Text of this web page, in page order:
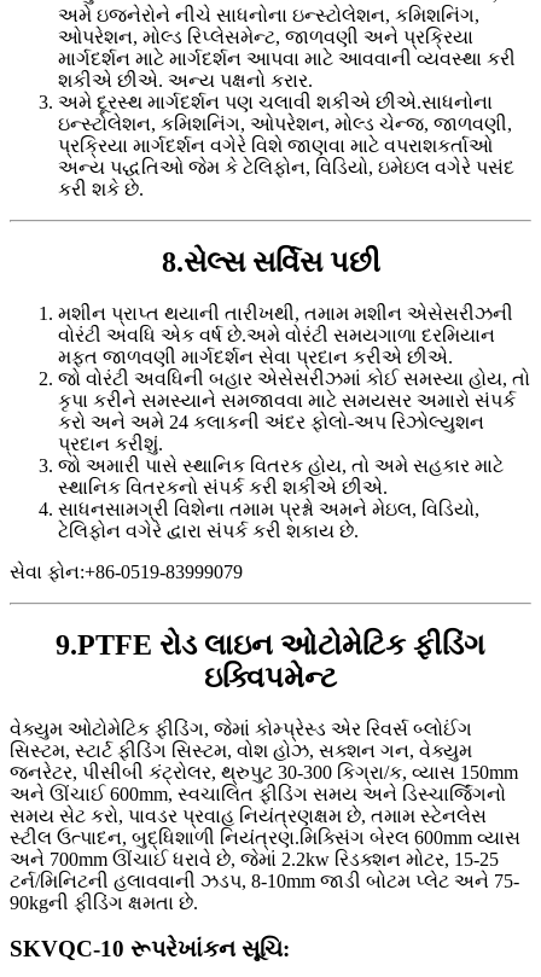
અમે ઇજનેરોને નીચે સાધનોના ઇન્સ્ટોલેશન, કમિશનિંગ,
ઓપરેશન, મોલ્ડ રિપ્લેસમેન્ટ, જાળવણી અને પ્રક્રિયા
માર્ગદર્શન માટે માર્ગદર્શન આપવા માટે આવવાની વ્યવસ્થા કરી
શકીએ છીએ. અન્ય પક્ષનો કરાર.
અમે દૂરસ્થ માર્ગદર્શન પણ ચલાવી શકીએ છીએ.સાધનોના
ઇન્સ્ટોલેશન, કમિશનિંગ, ઓપરેશન, મોલ્ડ ચેન્જ, જાળવણી,
પ્રક્રિયા માર્ગદર્શન વગેરે વિશે જાણવા માટે વપરાશકર્તાઓ
અન્ય પદ્ધતિઓ જેમ કે ટેલિફોન, વિડિયો, ઇમેઇલ વગેરે પસંદ
કરી શકે છે.
8.સેલ્સ સર્વિસ પછી
મશીન પ્રાપ્ત થયાની તારીખથી, તમામ મશીન એસેસરીઝની
વોરંટી અવધિ એક વર્ષ છે.અમે વોરંટી સમયગાળા દરમિયાન
મફત જાળવણી માર્ગદર્શન સેવા પ્રદાન કરીએ છીએ.
જો વોરંટી અવધિની બહાર એસેસરીઝમાં કોઈ સમસ્યા હોય, તો
કૃપા કરીને સમસ્યાને સમજાવવા માટે સમયસર અમારો સંપર્ક
કરો અને અમે 24 કલાકની અંદર ફોલો-અપ રિઝોલ્યુશન
પ્રદાન કરીશું.
જો અમારી પાસે સ્થાનિક વિતરક હોય, તો અમે સહકાર માટે
સ્થાનિક વિતરકનો સંપર્ક કરી શકીએ છીએ.
સાધનસામગ્રી વિશેના તમામ પ્રશ્નો અમને મેઇલ, વિડિયો,
ટેલિફોન વગેરે દ્વારા સંપર્ક કરી શકાય છે.
સેવા ફોન:+86-0519-83999079
9.PTFE રોડ લાઇન ઓટોમેટિક ફીડિંગ
ઇક્વિપમેન્ટ
વેક્યુમ ઓટોમેટિક ફીડિંગ, જેમાં કોમ્પ્રેસ્ડ એર રિવર્સ બ્લોઈંગ
સિસ્ટમ, સ્ટાર્ટ ફીડિંગ સિસ્ટમ, વોશ હોઝ, સક્શન ગન, વેક્યુમ
જનરેટર, પીસીબી કંટ્રોલર, થ્રુપુટ 30-300 કિગ્રા/ક, વ્યાસ 150mm
અને ઊંચાઈ 600mm, સ્વચાલિત ફીડિંગ સમય અને ડિસ્ચાર્જિંગનો
સમય સેટ કરો, પાવડર પ્રવાહ નિયંત્રણક્ષમ છે, તમામ સ્ટેનલેસ
સ્ટીલ ઉત્પાદન, બુદ્ધિશાળી નિયંત્રણ.મિક્સિંગ બેરલ 600mm વ્યાસ
અને 700mm ઊંચાઈ ધરાવે છે, જેમાં 2.2kw રિડક્શન મોટર, 15-25
ટર્ન/મિનિટની હલાવવાની ઝડપ, 8-10mm જાડી બોટમ પ્લેટ અને 75-
90kgની ફીડિંગ ક્ષમતા છે.
SKVQC-10 રૂપરેખાંકન સૂચિ: